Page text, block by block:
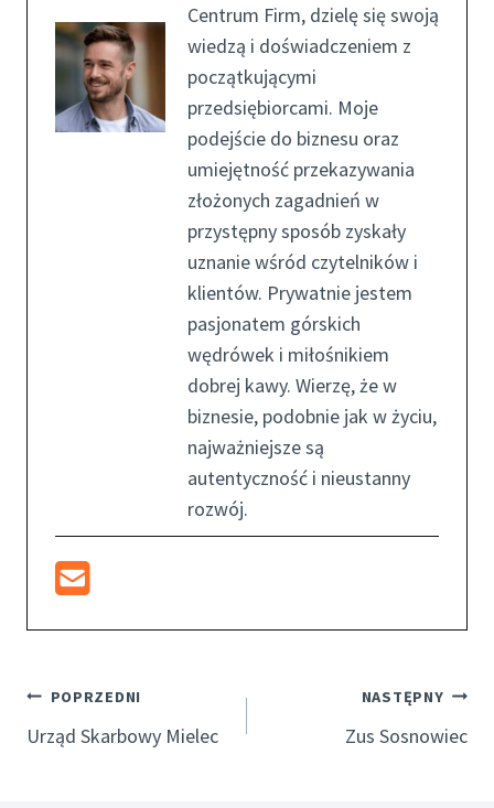
Centrum Firm, dzielę się swoją
wiedzą i doświadczeniem z
początkującymi
przedsiębiorcami. Moje
podejście do biznesu oraz
umiejętność przekazywania
złożonych zagadnień w
przystępny sposób zyskały
uznanie wśród czytelników i
klientów. Prywatnie jestem
pasjonatem górskich
wędrówek i miłośnikiem
dobrej kawy. Wierzę, że w
biznesie, podobnie jak w życiu,
najważniejsze są
autentyczność i nieustanny
rozwój.
Nawigacja
Wpisu
POPRZEDNI
Urząd Skarbowy Mielec
NASTĘPNY
Zus Sosnowiec